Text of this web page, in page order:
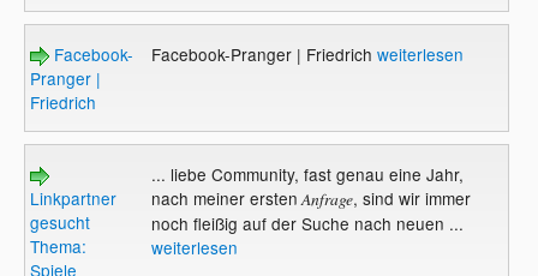
Facebook-
Pranger |
Friedrich
Facebook-Pranger | Friedrich weiterlesen
Linkpartner
gesucht
Thema:
Spiele
... liebe Community, fast genau eine Jahr,
nach meiner erstenAnfrage, sind wir immer
noch fleißig auf der Suche nach neuen ...
weiterlesen